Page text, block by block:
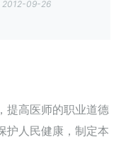
2012-09-26
高医师的职业道德
护人民健康，制定本